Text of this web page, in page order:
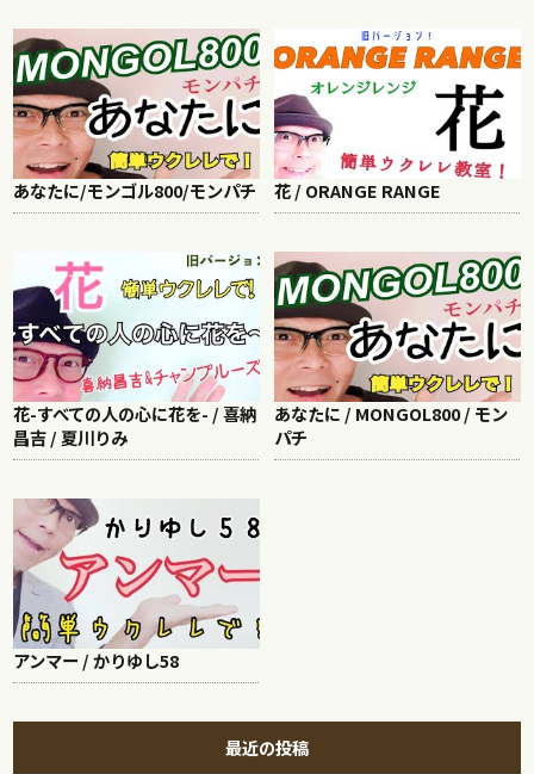
あなたに/モンゴル800/モンパチ 花 / ORANGE RANGE
花-すべての人の心に花を- / 喜納
昌吉 / 夏川りみ
あなたに / MONGOL800 / モン
パチ
アンマー / かりゆし58
最近の投稿